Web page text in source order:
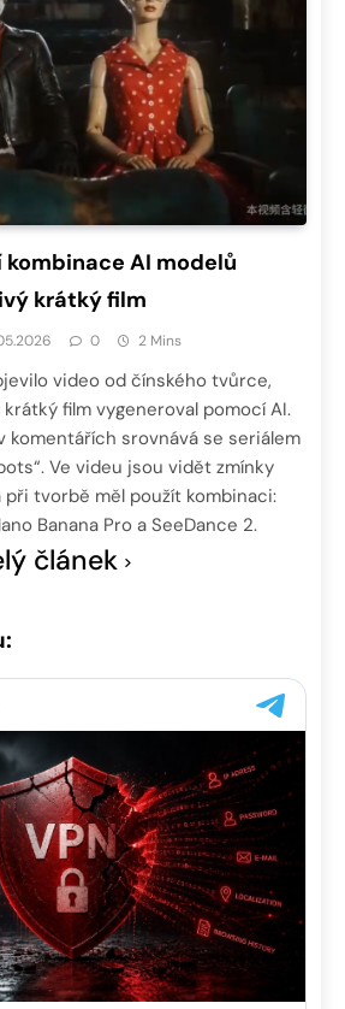
AI modelů
krátký film
0 2 Mins
video od čínského tvůrce,
film vygeneroval pomocí AI.
komentářích srovnává se seriálem
Ve videu jsou vidět zmínky
při tvorbě měl použít kombinaci:
Banana Pro a SeeDance 2.
článek